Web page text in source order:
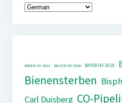
BAYER HV 2011 BAYER HV 2018 BAYER HV 2019
Bienensterben
Carl Duisberg CO-